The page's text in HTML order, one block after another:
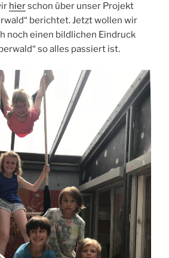
hierschon über unser Projekt
berichtet. Jetzt wollen wir
noch einen bildlichen Eindruck
so alles passiert ist.